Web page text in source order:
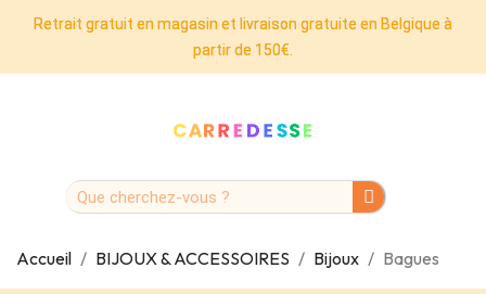
Retrait gratuit en magasin et livraison gratuite en Belgique à
partir de 150€.
Accueil BIJOUX & ACCESSOIRES Bijoux Bagues